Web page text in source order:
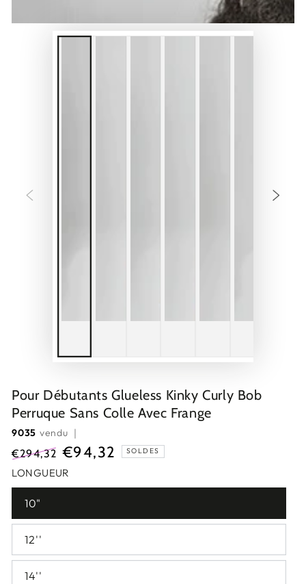
Pour Débutants Glueless Kinky Curly Bob
Perruque Sans Colle Avec Frange
9035 vendu ｜
Prix
normal
€294,32
Prix
de
€94,32 SOLDES
LONGUEUR
10"
12''
14''